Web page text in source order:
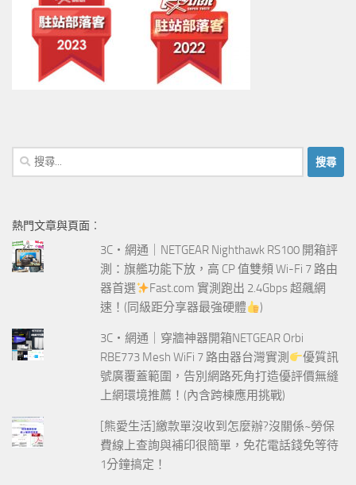
搜
尋
字:
熱門文章與頁面︰
3C‧網通｜NETGEAR Nighthawk RS100 開箱評
測：旗艦功能下放，高 CP 值雙頻 Wi-Fi 7 路由
器首選
Fast.com 實測跑出 2.4Gbps 超飆網
速！(同級距分享器最強硬體
)
3C‧網通｜穿牆神器開箱NETGEAR Orbi
RBE773 Mesh WiFi 7 路由器台灣實測
優質訊
號廣覆蓋範圍，告別網路死角打造優評價無縫
上網環境推薦！(內含跨棟應用挑戰)
[熊愛生活]繳款單沒收到怎麼辦?沒關係~勞保
費線上查詢與補印很簡單，免花電話錢免等待
1分鐘搞定！